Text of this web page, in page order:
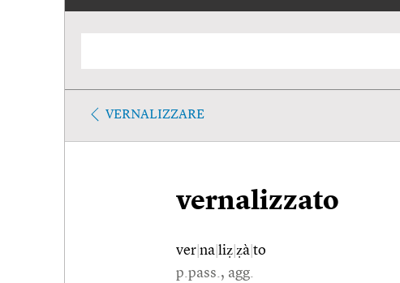
VERNALIZZARE
vernalizzato
ver na liẓ ẓà to
p.pass., agg.